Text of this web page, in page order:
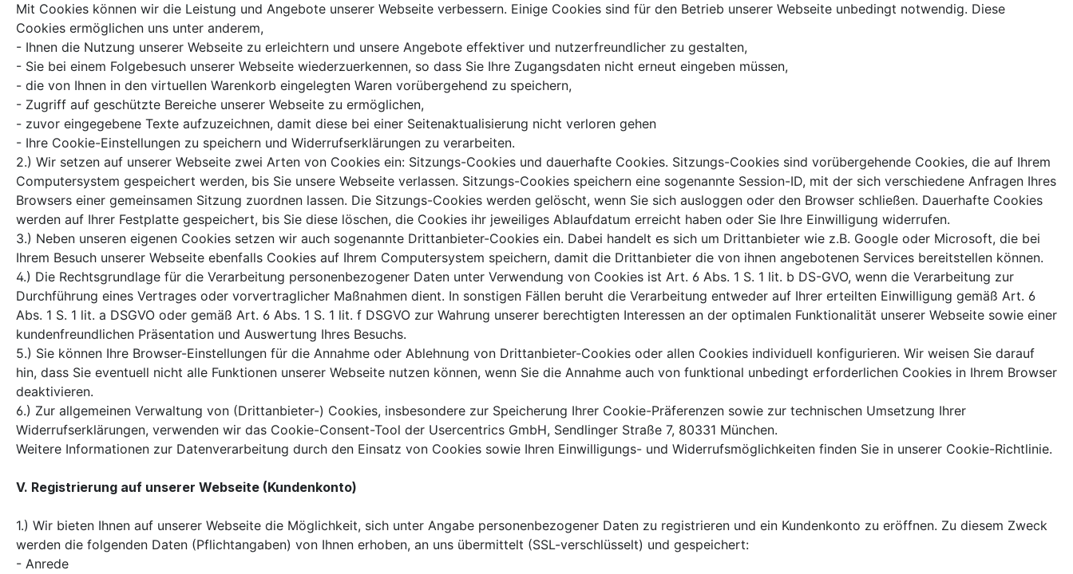
Mit Cookies können wir die Leistung und Angebote unserer Webseite verbessern. Einige Cookies sind für den Betrieb unserer Webseite unbedingt notwendig. Diese
Cookies ermöglichen uns unter anderem,
- Ihnen die Nutzung unserer Webseite zu erleichtern und unsere Angebote effektiver und nutzerfreundlicher zu gestalten,
- Sie bei einem Folgebesuch unserer Webseite wiederzuerkennen, so dass Sie Ihre Zugangsdaten nicht erneut eingeben müssen,
- die von Ihnen in den virtuellen Warenkorb eingelegten Waren vorübergehend zu speichern,
- Zugriff auf geschützte Bereiche unserer Webseite zu ermöglichen,
- zuvor eingegebene Texte aufzuzeichnen, damit diese bei einer Seitenaktualisierung nicht verloren gehen
- Ihre Cookie-Einstellungen zu speichern und Widerrufserklärungen zu verarbeiten.
2.) Wir setzen auf unserer Webseite zwei Arten von Cookies ein: Sitzungs-Cookies und dauerhafte Cookies. Sitzungs-Cookies sind vorübergehende Cookies, die auf Ihrem
Computersystem gespeichert werden, bis Sie unsere Webseite verlassen. Sitzungs-Cookies speichern eine sogenannte Session-ID, mit der sich verschiedene Anfragen Ihres
Browsers einer gemeinsamen Sitzung zuordnen lassen. Die Sitzungs-Cookies werden gelöscht, wenn Sie sich ausloggen oder den Browser schließen. Dauerhafte Cookies
werden auf Ihrer Festplatte gespeichert, bis Sie diese löschen, die Cookies ihr jeweiliges Ablaufdatum erreicht haben oder Sie Ihre Einwilligung widerrufen.
3.) Neben unseren eigenen Cookies setzen wir auch sogenannte Drittanbieter-Cookies ein. Dabei handelt es sich um Drittanbieter wie z.B. Google oder Microsoft, die bei
Ihrem Besuch unserer Webseite ebenfalls Cookies auf Ihrem Computersystem speichern, damit die Drittanbieter die von ihnen angebotenen Services bereitstellen können.
4.) Die Rechtsgrundlage für die Verarbeitung personenbezogener Daten unter Verwendung von Cookies ist Art. 6 Abs. 1 S. 1 lit. b DS-GVO, wenn die Verarbeitung zur
Durchführung eines Vertrages oder vorvertraglicher Maßnahmen dient. In sonstigen Fällen beruht die Verarbeitung entweder auf Ihrer erteilten Einwilligung gemäß Art. 6
Abs. 1 S. 1 lit. a DSGVO oder gemäß Art. 6 Abs. 1 S. 1 lit. f DSGVO zur Wahrung unserer berechtigten Interessen an der optimalen Funktionalität unserer Webseite sowie einer
kundenfreundlichen Präsentation und Auswertung Ihres Besuchs.
5.) Sie können Ihre Browser-Einstellungen für die Annahme oder Ablehnung von Drittanbieter-Cookies oder allen Cookies individuell konfigurieren. Wir weisen Sie darauf
hin, dass Sie eventuell nicht alle Funktionen unserer Webseite nutzen können, wenn Sie die Annahme auch von funktional unbedingt erforderlichen Cookies in Ihrem Browser
deaktivieren.
6.) Zur allgemeinen Verwaltung von (Drittanbieter-) Cookies, insbesondere zur Speicherung Ihrer Cookie-Präferenzen sowie zur technischen Umsetzung Ihrer
Widerrufserklärungen, verwenden wir das Cookie-Consent-Tool der Usercentrics GmbH, Sendlinger Straße 7, 80331 München.
Weitere Informationen zur Datenverarbeitung durch den Einsatz von Cookies sowie Ihren Einwilligungs- und Widerrufsmöglichkeiten finden Sie in unserer Cookie-Richtlinie.
V. Registrierung auf unserer Webseite (Kundenkonto)
1.) Wir bieten Ihnen auf unserer Webseite die Möglichkeit, sich unter Angabe personenbezogener Daten zu registrieren und ein Kundenkonto zu eröffnen. Zu diesem Zweck
werden die folgenden Daten (Pflichtangaben) von Ihnen erhoben, an uns übermittelt (SSL-verschlüsselt) und gespeichert:
- Anrede